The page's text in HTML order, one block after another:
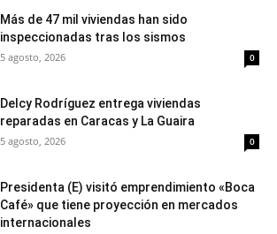
Más de 47 mil viviendas han sido
inspeccionadas tras los sismos
5 agosto, 2026 0
Delcy Rodríguez entrega viviendas
reparadas en Caracas y La Guaira
5 agosto, 2026 0
Presidenta (E) visitó emprendimiento «Boca
Café» que tiene proyección en mercados
internacionales